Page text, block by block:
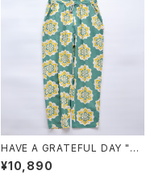
HAVE A GRATEFUL DAY "A
MPLE EASY PANTS"
¥10,890